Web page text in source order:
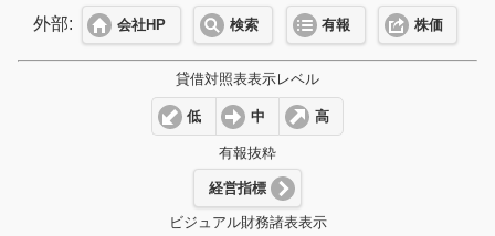
外部: 会社HP 検索 有報 株価
貸借対照表表示レベル
低 中 高
有報抜粋
経営指標
ビジュアル財務諸表表示